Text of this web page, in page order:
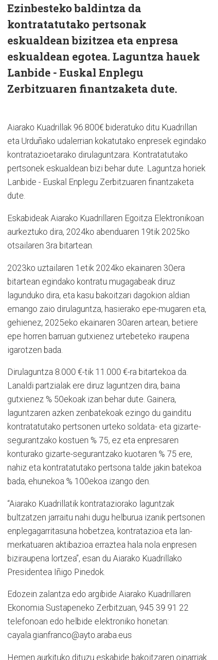
Ezinbesteko baldintza da
kontratatutako pertsonak
eskualdean bizitzea eta enpresa
eskualdean egotea. Laguntza hauek
Lanbide - Euskal Enplegu
Zerbitzuaren finantzaketa dute.
Aiarako Kuadrillak 96.800€ bideratuko ditu Kuadrillan
eta Urduñako udalerrian kokatutako enpresek egindako
kontratazioetarako dirulaguntzara. Kontratatutako
pertsonek eskualdean bizi behar dute. Laguntza horiek
Lanbide - Euskal Enplegu Zerbitzuaren finantzaketa
dute.
Eskabideak Aiarako Kuadrillaren Egoitza Elektronikoan
aurkeztuko dira, 2024ko abenduaren 19tik 2025ko
otsailaren 3ra bitartean.
2023ko uztailaren 1etik 2024ko ekainaren 30era
bitartean egindako kontratu mugagabeak diruz
lagunduko dira, eta kasu bakoitzari dagokion aldian
emango zaio dirulaguntza, hasierako epe-mugaren eta,
gehienez, 2025eko ekainaren 30aren artean, betiere
epe horren barruan gutxienez urtebeteko iraupena
igarotzen bada.
Dirulaguntza 8.000 €-tik 11.000 €-ra bitartekoa da.
Lanaldi partzialak ere diruz laguntzen dira, baina
gutxienez % 50ekoak izan behar dute. Gainera,
laguntzaren azken zenbatekoak ezingo du gainditu
kontratatutako pertsonen urteko soldata- eta gizarte-
segurantzako kostuen % 75, ez eta enpresaren
konturako gizarte-segurantzako kuotaren % 75 ere,
nahiz eta kontratatutako pertsona talde jakin batekoa
bada, ehunekoa % 100ekoa izango den.
“Aiarako Kuadrillatik kontrataziorako laguntzak
bultzatzen jarraitu nahi dugu helburua izanik pertsonen
enplegagarritasuna hobetzea, kontratazioa eta lan-
merkatuaren aktibazioa erraztea hala nola enpresen
biziraupena lortzea”, esan du Aiarako Kuadrillako
Presidentea Iñigo Pinedok.
Edozein zalantza edo argibide Aiarako Kuadrillaren
Ekonomia Sustapeneko Zerbitzuan, 945 39 91 22
telefonoan edo helbide elektroniko honetan:
cayala.gianfranco@ayto.araba.eus
Hemen aurkituko dituzu eskabide bakoitzaren oinarriak